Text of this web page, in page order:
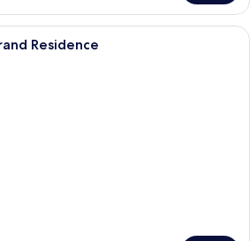
Et hotelværelse med en stor seng,
Residence